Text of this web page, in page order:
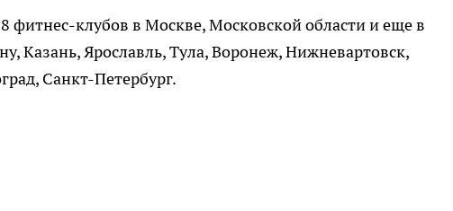
клубов в Москве, Московской области и еще в
Казань, Ярославль, Тула, Воронеж, Нижневартовск,
Санкт-Петербург.